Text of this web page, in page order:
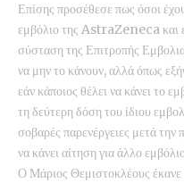
Επίσης προσέθεσε πως όσοι
εμβόλιο της AstraZeneca και
σύσταση της Επιτροπής
να μην το κάνουν, αλλά όπως
εάν κάποιος θέλει να κάνει το
τη δεύτερη δόση του ίδιου
σοβαρές παρενέργειες μετά
να κάνει αίτηση για άλλο
Ο Μάριος Θεμιστοκλέους